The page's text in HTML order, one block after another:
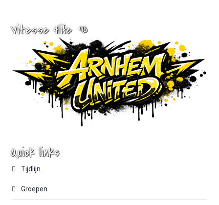
Vitesse 4life 👊
Quick links
Tijdlijn
Groepen